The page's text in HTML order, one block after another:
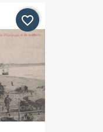
favorite_border